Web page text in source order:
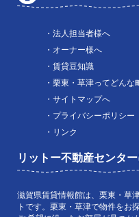
・法人担当者様へ
・オーナー様へ
・賃貸豆知識
・栗東・草津ってどんな
・サイトマップへ
・プライバシーポリシー
・リンク
リットー不動産センタ
滋賀県賃貸情報館は、栗東・草
トです。栗東・草津で物件をお